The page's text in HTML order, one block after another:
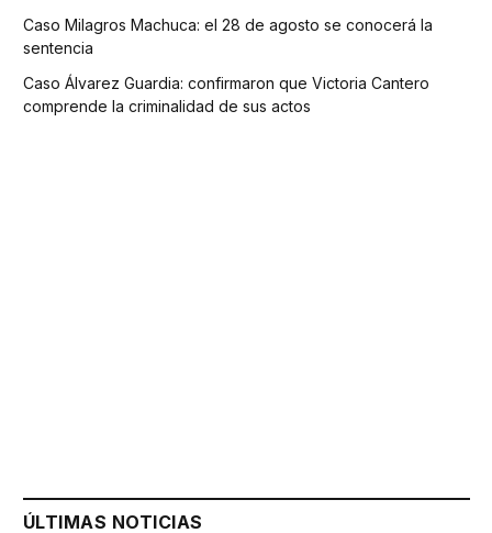
Caso Milagros Machuca: el 28 de agosto se conocerá la
sentencia
Caso Álvarez Guardia: confirmaron que Victoria Cantero
comprende la criminalidad de sus actos
ÚLTIMAS NOTICIAS